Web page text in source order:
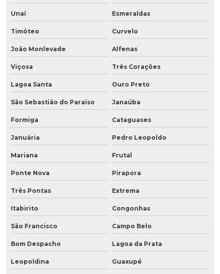
Unaí Esmeraldas
Timóteo Curvelo
João Monlevade Alfenas
Viçosa Três Corações
Lagoa Santa Ouro Preto
São Sebastião do Paraíso Janaúba
Formiga Cataguases
Januária Pedro Leopoldo
Mariana Frutal
Ponte Nova Pirapora
Três Pontas Extrema
Itabirito Congonhas
São Francisco Campo Belo
Bom Despacho Lagoa da Prata
Leopoldina Guaxupé